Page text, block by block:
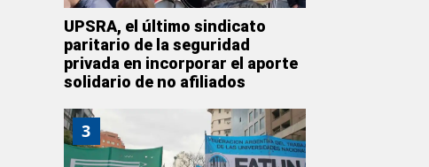
UPSRA, el último sindicato
paritario de la seguridad
privada en incorporar el aporte
solidario de no afiliados
3